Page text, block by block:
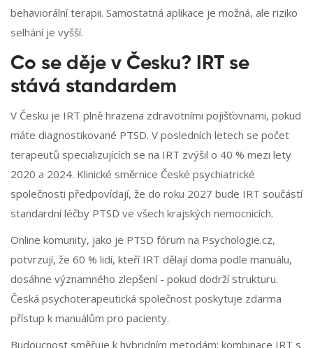
behaviorální terapii. Samostatná aplikace je možná, ale riziko
selhání je vyšší.
Co se děje v Česku? IRT se
stává standardem
V Česku je IRT plně hrazena zdravotními pojišťovnami, pokud
máte diagnostikované PTSD. V posledních letech se počet
terapeutů specializujících se na IRT zvýšil o 40 % mezi lety
2020 a 2024. Klinické směrnice České psychiatrické
společnosti předpovídají, že do roku 2027 bude IRT součástí
standardní léčby PTSD ve všech krajských nemocnicích.
Online komunity, jako je PTSD fórum na Psychologie.cz,
potvrzují, že 60 % lidí, kteří IRT dělají doma podle manuálu,
dosáhne významného zlepšení - pokud dodrží strukturu.
Česká psychoterapeutická společnost poskytuje zdarma
přístup k manuálům pro pacienty.
Budoucnost směřuje k hybridním metodám: kombinace IRT s